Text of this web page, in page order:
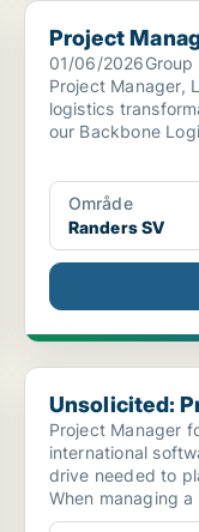
Project Manager,
Project
01/06/2026Group
Project Manager,
logistics
our Backbone
Område
Randers SV
Unsolicited:
Unsolicited:
Project Manager
international
drive needed to
When managing a